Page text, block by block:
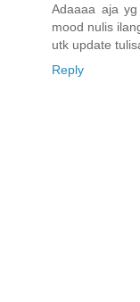
Adaaaa aja
mood nulis
utk update
Reply